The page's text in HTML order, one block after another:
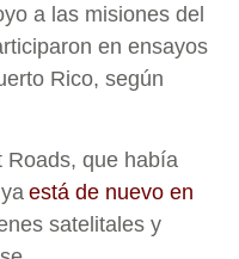
a las misiones del
en ensayos
Rico, según
Roads, que había
está de nuevo en
satelitales y